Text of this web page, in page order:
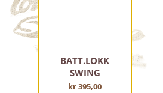
FRONTLYKTER OG DELER
BATTERIER
DIMBRYTERE
BATT.LOKK
SWING
kr 395,00